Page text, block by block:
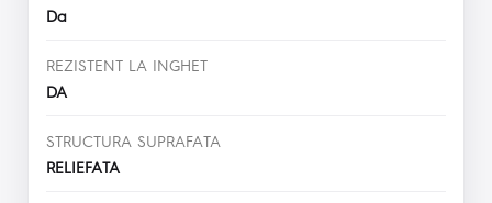
Da
REZISTENT LA INGHET
DA
STRUCTURA SUPRAFATA
RELIEFATA